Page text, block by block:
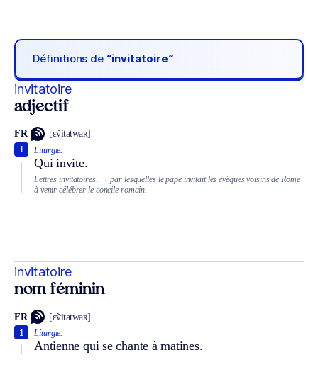
Définitions de “invitatoire“
invitatoire
adjectif
FR [ɛ̃vitatwaʀ]
Liturgie.
Qui invite.
1
Lettres invitatoires, → par lesquelles le pape invitait les évêques voisins de Rome
à venir célébrer le concile romain.
invitatoire
nom féminin
FR [ɛ̃vitatwaʀ]
Liturgie.
Antienne qui se chante à matines.
1